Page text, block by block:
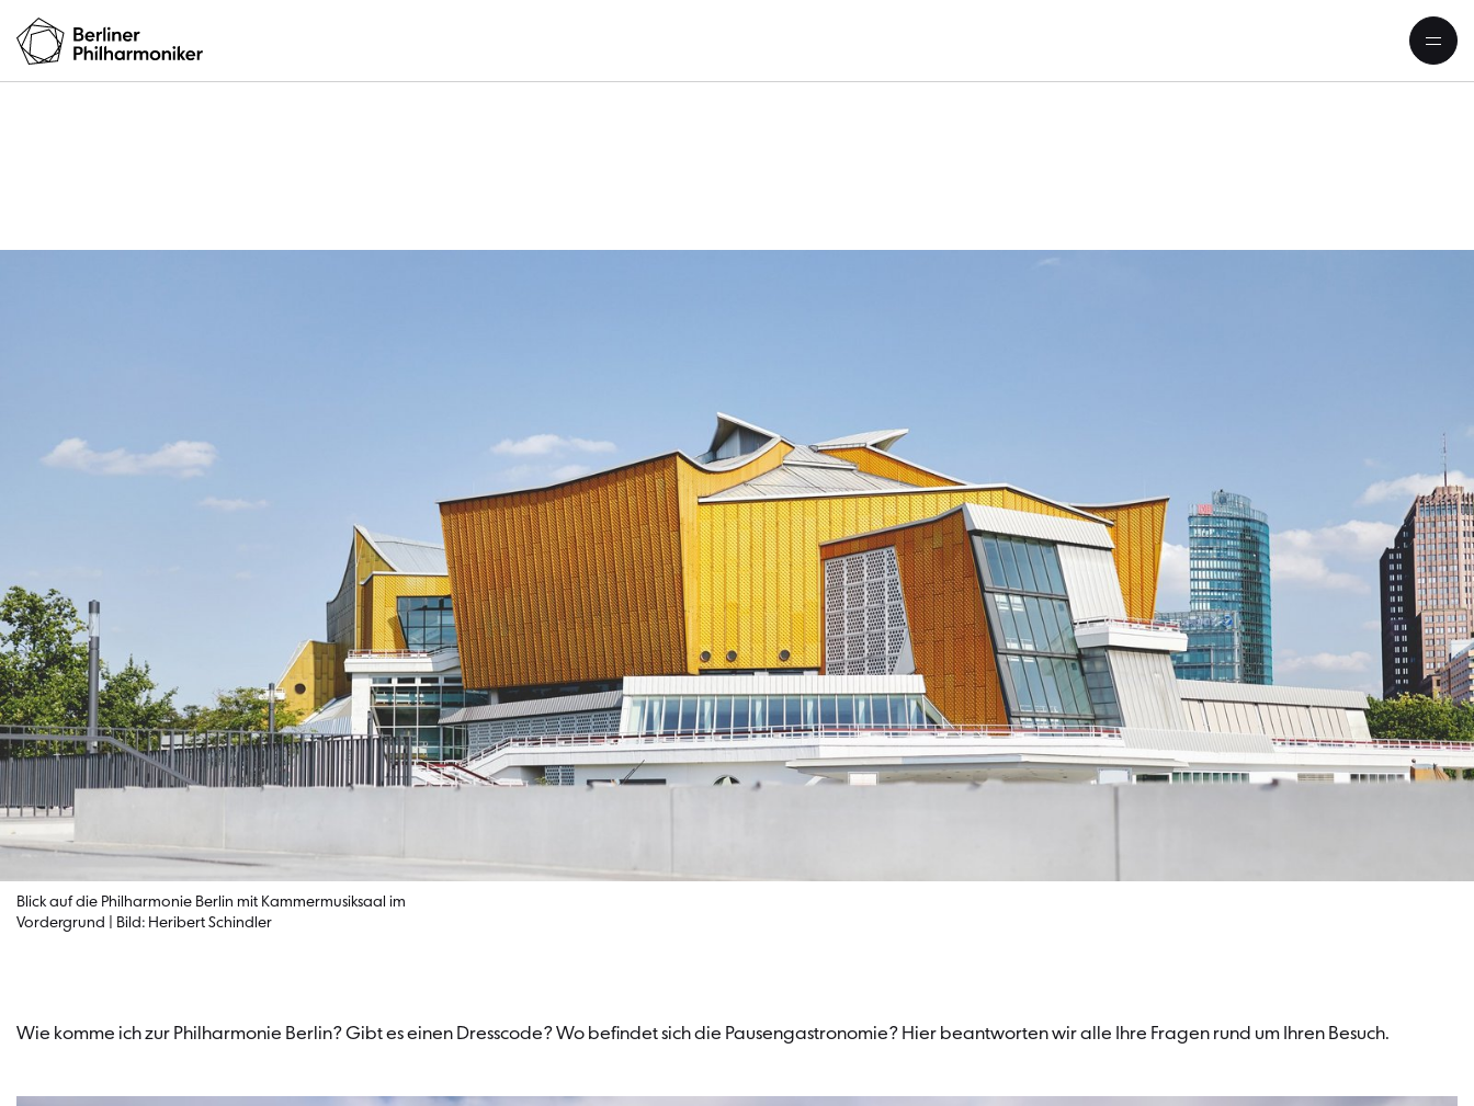
Blick auf die Philharmonie Berlin mit Kammermusiksaal im
Vordergrund | Bild: Heribert Schindler
Wie komme ich zur Philharmonie Berlin? Gibt es einen Dresscode? Wo befindet sich die Pausengastronomie? Hier beantworten wir alle Ihre Fragen rund um Ihren Besuch.